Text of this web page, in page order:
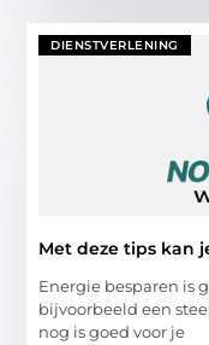
DIENSTVERLENING
Met deze tips kan
Energie besparen is
bijvoorbeeld een
nog is goed voor je